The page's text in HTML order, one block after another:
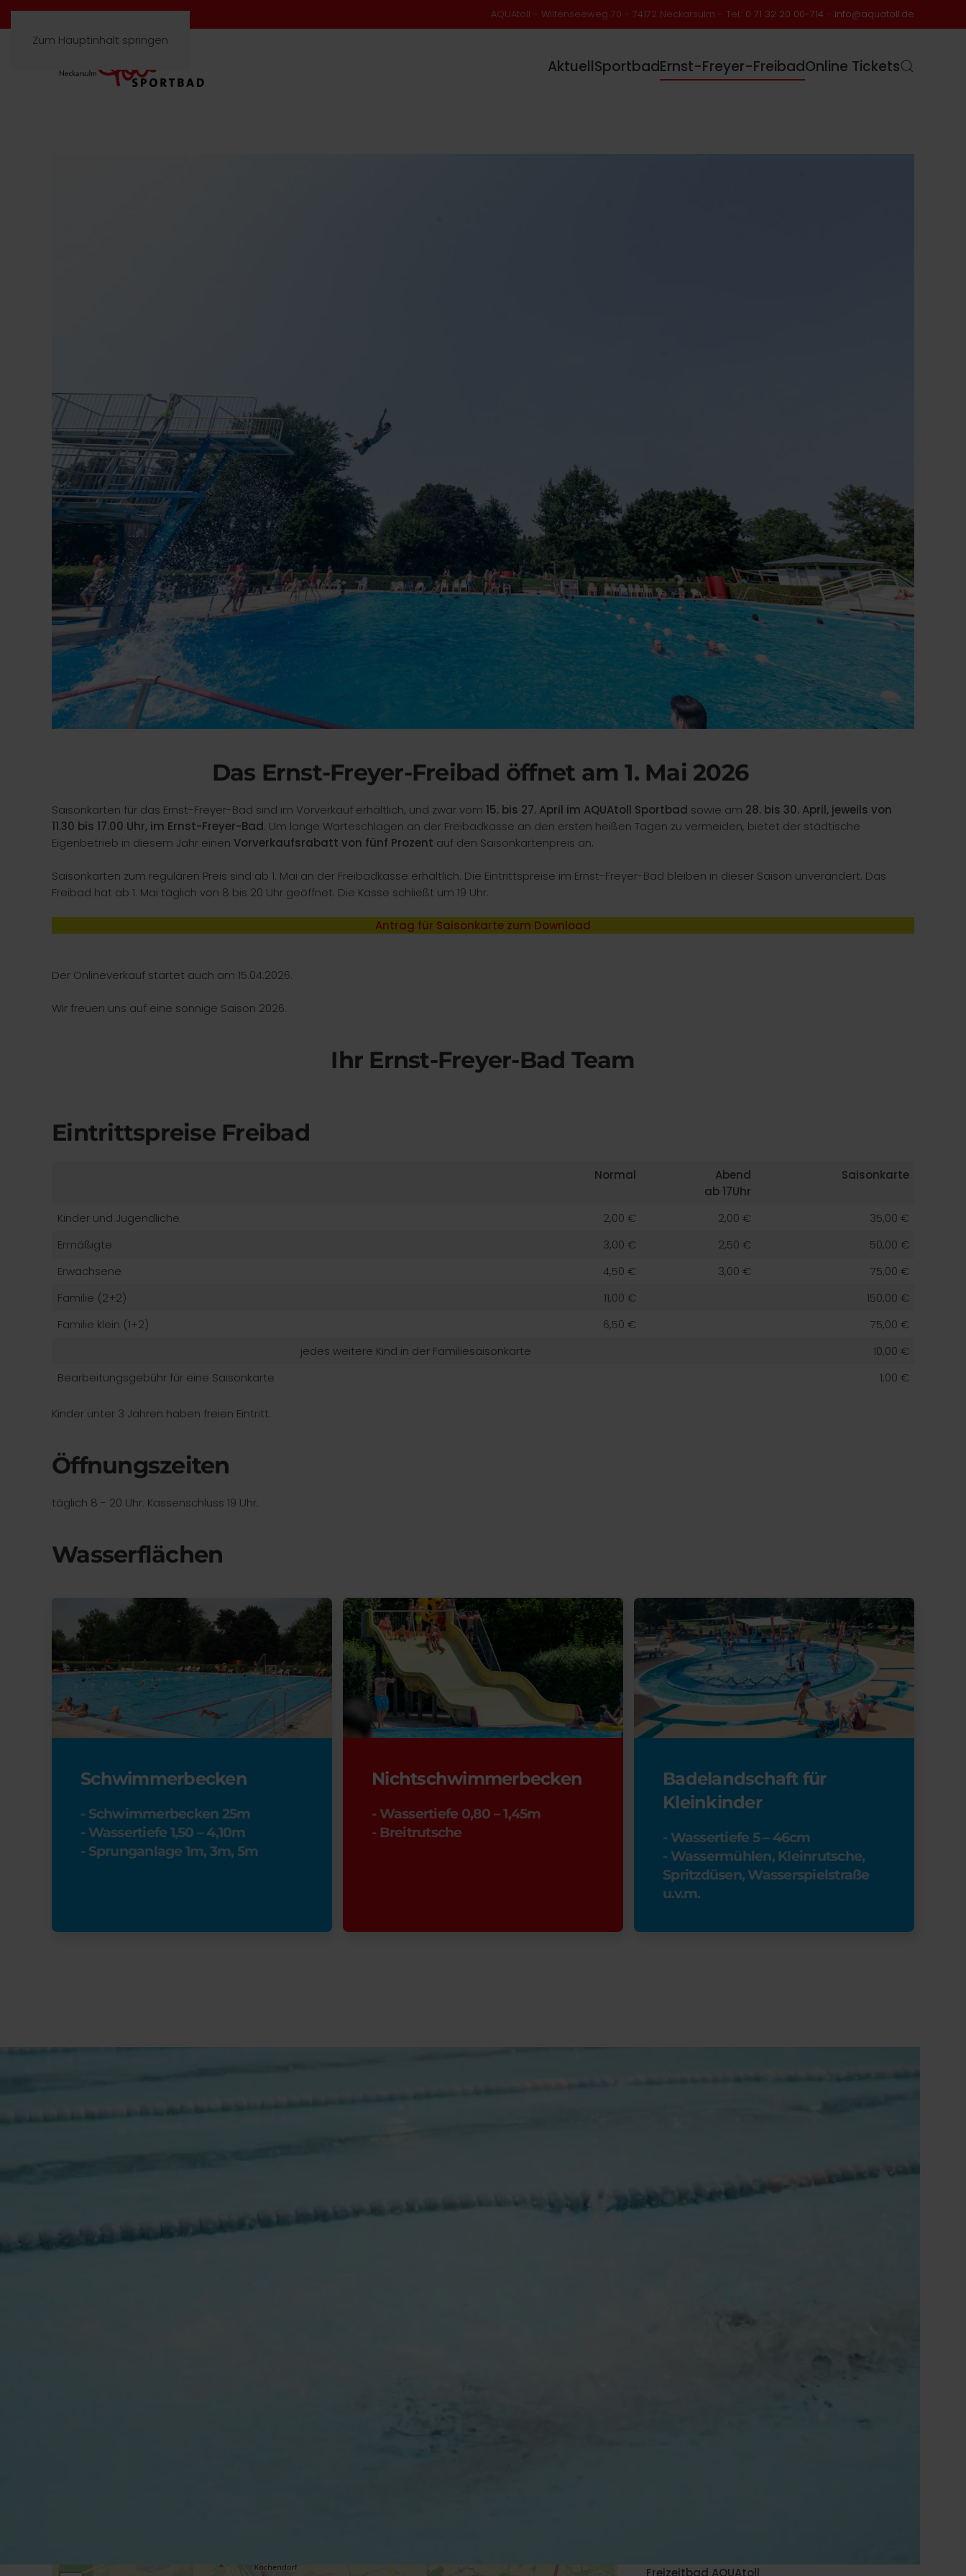
Zum Hauptinhalt springen
AQUAtoll - Wilfenseeweg 70 - 74172 Neckarsulm - Tel.: 0 71 32 20 00-714 - info@aquatoll.de
AktuellSportbadErnst-Freyer-FreibadOnline Tickets
Das Ernst-Freyer-Freibad öffnet am 1. Mai 2026
Saisonkarten für das Ernst-Freyer-Bad sind im Vorverkauf erhältlich, und zwar vom 15. bis 27. April im AQUAtoll Sportbad sowie am 28. bis 30. April, jeweils von
11.30 bis 17.00 Uhr, im Ernst-Freyer-Bad. Um lange Warteschlagen an der Freibadkasse an den ersten heißen Tagen zu vermeiden, bietet der städtische
Eigenbetrieb in diesem Jahr einen Vorverkaufsrabatt von fünf Prozent auf den Saisonkartenpreis an.
Saisonkarten zum regulären Preis sind ab 1. Mai an der Freibadkasse erhältlich. Die Eintrittspreise im Ernst-Freyer-Bad bleiben in dieser Saison unverändert. Das
Freibad hat ab 1. Mai täglich von 8 bis 20 Uhr geöffnet. Die Kasse schließt um 19 Uhr.
Antrag für Saisonkarte zum Download
Der Onlineverkauf startet auch am 15.04.2026.
Wir freuen uns auf eine sonnige Saison 2026.
Ihr Ernst-Freyer-Bad Team
Eintrittspreise Freibad
Normal
Abend
ab 17Uhr
Saisonkarte
Kinder und Jugendliche 2,00 € 2,00 €
35,00 €
Ermäßigte
3,00 € 2,50 €
50,00 €
Erwachsene
4,50 € 3,00 €
75,00 €
Familie (2+2)
11,00 €
150,00 €
Familie klein (1+2)
6,50 €
75,00 €
jedes weitere Kind in der Familiesaisonkarte
10,00 €
Bearbeitungsgebühr für eine Saisonkarte
1,00 €
Kinder unter 3 Jahren haben freien Eintritt.
Öffnungszeiten
täglich 8 - 20 Uhr. Kassenschluss 19 Uhr.
Wasserflächen
Schwimmerbecken
- Schwimmerbecken 25m
- Wassertiefe 1,50 – 4,10m
- Sprunganlage 1m, 3m, 5m
Nichtschwimmerbecken
- Wassertiefe 0,80 – 1,45m
- Breitrutsche
Badelandschaft für
Kleinkinder
- Wassertiefe 5 – 46cm
- Wassermühlen, Kleinrutsche,
Spritzdüsen, Wasserspielstraße
u.v.m.
Freizeitbad AQUAtoll